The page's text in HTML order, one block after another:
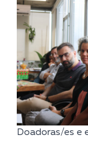
Doadoras/es e